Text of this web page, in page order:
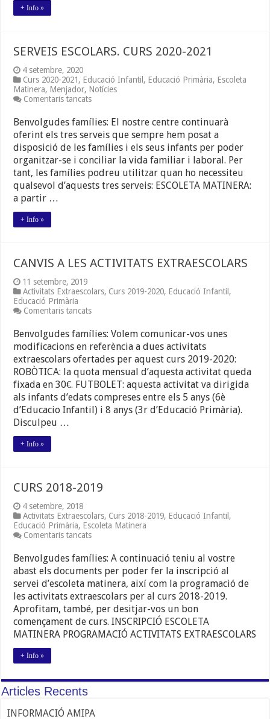
+ Info »
SERVEIS ESCOLARS. CURS 2020-2021
4 setembre, 2020
Curs 2020-2021, Educació Infantil , Educació Primària, Escoleta
Matinera, Menjador, Notícies
Comentaris tancatsa
ESCOLARS.
CURS
2020-
2021
Benvolgudes famílies: El nostre centre continuarà
oferint els tres serveis que sempre hem posat a
disposició de les famílies i els seus infants per poder
organitzar-se i conciliar la vida familiar i laboral. Per
tant, les famílies podreu utilitzar quan ho necessiteu
qualsevol d’aquests tres serveis: ESCOLETA MATINERA:
a partir …
+ Info »
CANVIS A LES ACTIVITATS EXTRAESCOLARS
11 setembre, 2019
Activitats Extraescolars, Curs 2019-2020, Educació Infantil ,
Educació Primària
Comentaris tancatsa
A
LES
ACTIVITATS
EXTRAESCOLARS
Benvolgudes famílies: Volem comunicar-vos unes
modificacions en referència a dues activitats
extraescolars ofertades per aquest curs 2019-2020:
ROBÒTICA: la quota mensual d’aquesta activitat queda
fixada en 30€. FUTBOLET: aquesta activitat va dirigida
als infants d’edats compreses entre els 5 anys (6è
d’Educacio Infantil) i 8 anys (3r d’Educació Primària).
Disculpeu …
+ Info »
CURS 2018-2019
4 setembre, 2018
Activitats Extraescolars, Curs 2018-2019, Educació Infantil ,
Educació Primària, Escoleta Matinera
Comentaris tancatsa
2018-
2019
Benvolgudes famílies: A continuació teniu al vostre
abast els documents per poder fer la inscripció al
servei d’escoleta matinera, així com la programació de
les activitats extraescolars per al curs 2018-2019.
Aprofitam, també, per desitjar-vos un bon
començament de curs. INSCRIPCIÓ ESCOLETA
MATINERA PROGRAMACIÓ ACTIVITATS EXTRAESCOLARS
+ Info »
Articles Recents
INFORMACIÓ AMIPA